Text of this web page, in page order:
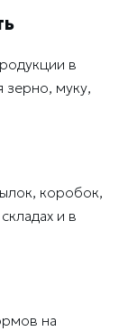
в
муку,
коробок,
и в
на